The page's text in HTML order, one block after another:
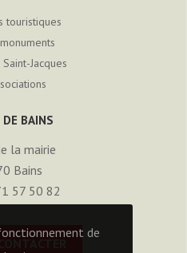
touristiques
Jacques
DE BAINS
la mairie
Bains
57 50 82
de